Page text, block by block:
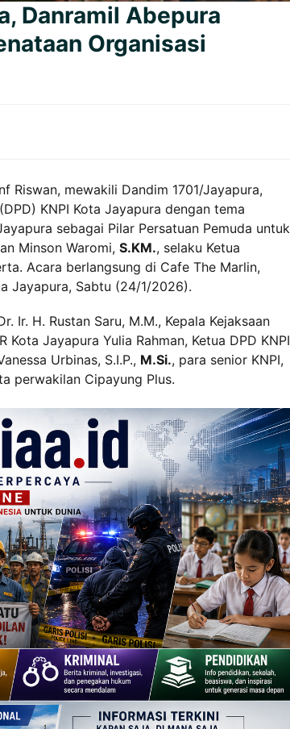
Danramil Abepura
Organisasi
Riswan, mewakili Dandim 1701/Jayapura,
KNPI Kota Jayapura dengan tema
sebagai Pilar Persatuan Pemuda untuk
Minson Waromi, S.KM., selaku Ketua
Acara berlangsung di Cafe The Marlin,
Jayapura, Sabtu (24/1/2026).
Ir. H. Rustan Saru, M.M., Kepala Kejaksaan
Kota Jayapura Yulia Rahman, Ketua DPD KNPI
Urbinas, S.I.P., M.Si., para senior KNPI,
perwakilan Cipayung Plus.